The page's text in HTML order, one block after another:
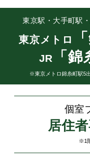
東京駅・大手町駅
東京メトロ
JR
「
※東京メトロ錦糸町駅5
個室
居住
※1